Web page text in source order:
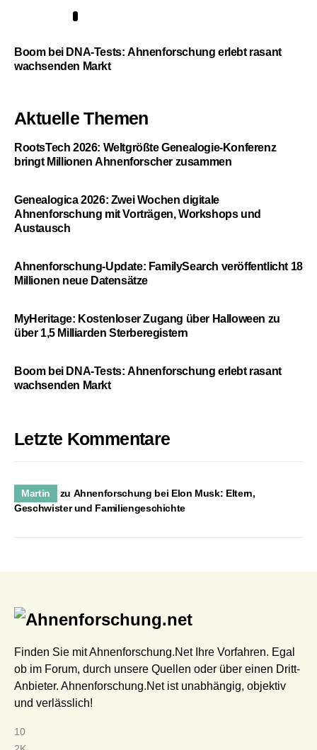
Boom bei DNA-Tests: Ahnenforschung erlebt rasant
wachsenden Markt
Aktuelle Themen
RootsTech 2026: Weltgrößte Genealogie-Konferenz
bringt Millionen Ahnenforscher zusammen
Genealogica 2026: Zwei Wochen digitale
Ahnenforschung mit Vorträgen, Workshops und
Austausch
Ahnenforschung-Update: FamilySearch veröffentlicht 18
Millionen neue Datensätze
MyHeritage: Kostenloser Zugang über Halloween zu
über 1,5 Milliarden Sterberegistern
Boom bei DNA-Tests: Ahnenforschung erlebt rasant
wachsenden Markt
Letzte Kommentare
Martin zu Ahnenforschung bei Elon Musk: Eltern,
Geschwister und Familiengeschichte
Finden Sie mit Ahnenforschung.Net Ihre Vorfahren. Egal
ob im Forum, durch unsere Quellen oder über einen Dritt-
Anbieter. Ahnenforschung.Net ist unabhängig, objektiv
und verlässlich!
10